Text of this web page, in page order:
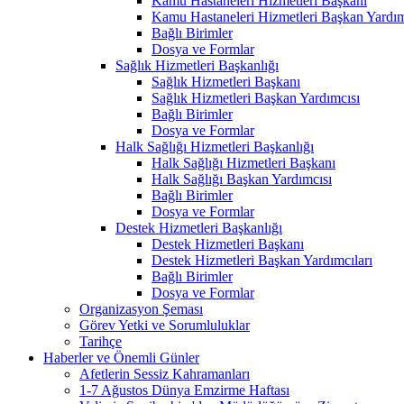
Kamu Hastaneleri Hizmetleri Başkan
Bağlı Birimler
Dosya ve Formlar
Sağlık Hizmetleri Başkanlığı
Sağlık Hizmetleri Başkanı
Sağlık Hizmetleri Başkan Yardımcısı
Bağlı Birimler
Dosya ve Formlar
Halk Sağlığı Hizmetleri Başkanlığı
Halk Sağlığı Hizmetleri Başkanı
Halk Sağlığı Başkan Yardımcısı
Bağlı Birimler
Dosya ve Formlar
Destek Hizmetleri Başkanlığı
Destek Hizmetleri Başkanı
Destek Hizmetleri Başkan Yardımcıları
Bağlı Birimler
Dosya ve Formlar
Organizasyon Şeması
Görev Yetki ve Sorumluluklar
Tarihçe
Haberler ve Önemli Günler
Afetlerin Sessiz Kahramanları
1-7 Ağustos Dünya Emzirme Haftası